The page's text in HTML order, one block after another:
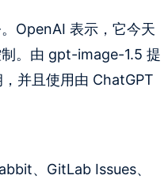
OpenAI 表示，它今天
。由 gpt-image-1.5 提
并且使用由 ChatGPT
、GitLab Issues、